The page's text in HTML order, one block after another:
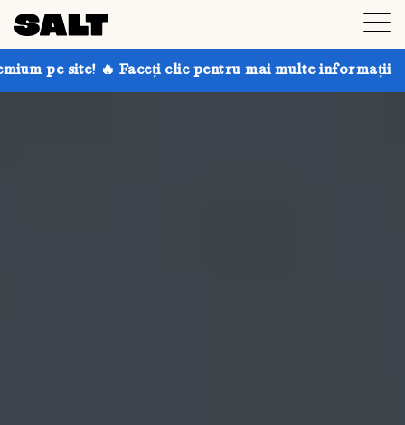
clic pentru mai multe informații Obțineți până